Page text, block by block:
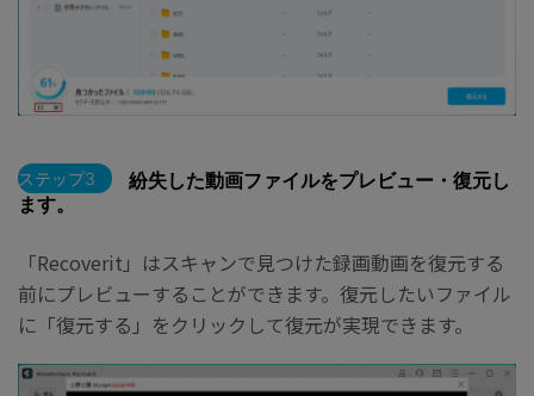
ステップ3
紛失した動画ファイルをプレビュー・復元し
ます。
「Recoverit」はスキャンで見つけた録画動画を復元する
前にプレビューすることができます。復元したいファイル
に「復元する」をクリックして復元が実現できます。